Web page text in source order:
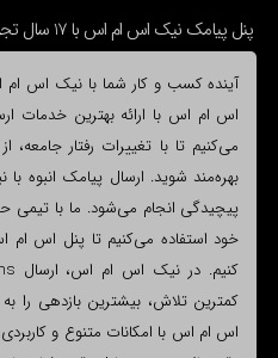
پنل پیامک نیک اس ام اس با 17 سال تجربه
آینده کسب و کار شما با نیک اس
اس ام اس با ارائه بهترین خدمات
می‌کنیم تا با تغییرات رفتار
بهره‌مند شوید. ارسال پیامک
پیچیدگی انجام می‌شود. ما با تیمی
خود استفاده می‌کنیم تا پنل اس ام
کمترین تلاش، بیشترین بازدهی را به
اس ام اس با امکانات متنوع و